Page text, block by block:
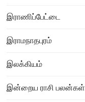
இராணிப்பேட்டை
இராமநாதபுரம்
இலக்கியம்
இன்றைய ராசி பலன்கள்